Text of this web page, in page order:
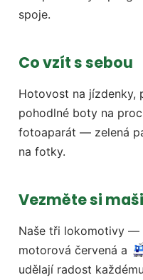
spoje.
Co vzít s sebou
Hotovost na jízdenky,
pohodlné boty na
fotoaparát — zelená
na fotky.
Vezměte si
Naše tři lokomotivy —
motorová červená a
udělají radost